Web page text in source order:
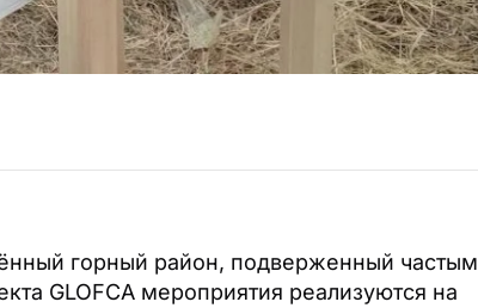
горный район, подверженный частым
GLOFCA мероприятия реализуются на